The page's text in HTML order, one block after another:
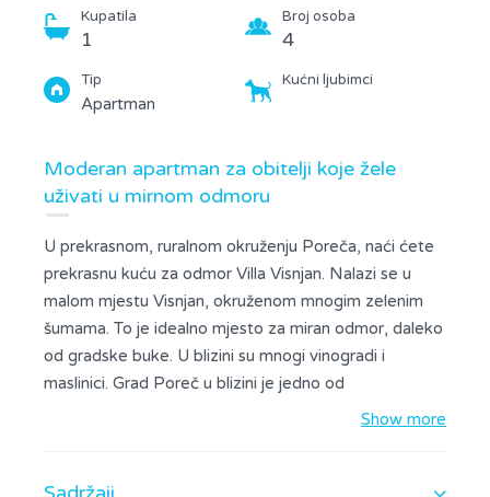
Kupatila
1
Broj osoba
4
Tip
Apartman
Kućni ljubimci
Moderan apartman za obitelji koje žele
uživati u mirnom odmoru
U prekrasnom, ruralnom okruženju Poreča, naći ćete
prekrasnu kuću za odmor Villa Visnjan. Nalazi se u
malom mjestu Visnjan, okruženom mnogim zelenim
šumama. To je idealno mjesto za miran odmor, daleko
od gradske buke. U blizini su mnogi vinogradi i
maslinici. Grad Poreč u blizini je jedno od
najpopularnijih odredišta za odmor u Hrvatskoj sa
nezaboravan odmor u Istri. Ovaj moderan apartman
Show more